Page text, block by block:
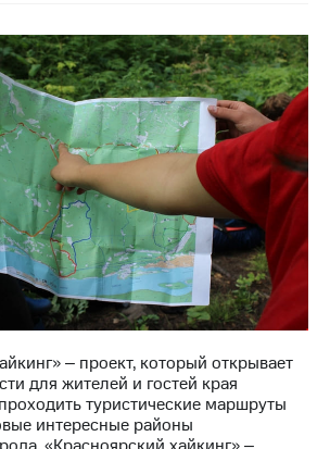
‒ проект, который открывает
для жителей и гостей края
туристические маршруты
интересные районы